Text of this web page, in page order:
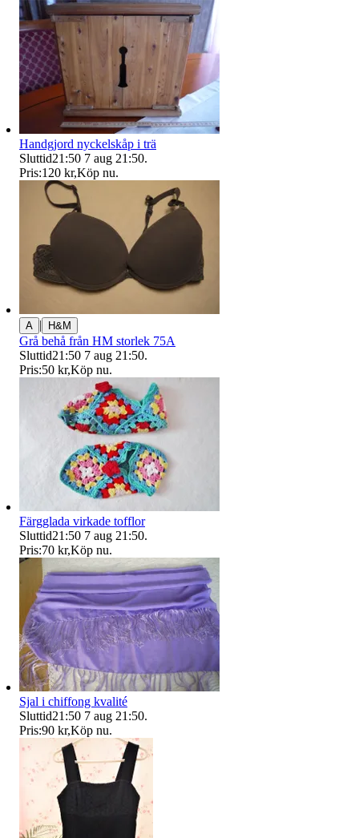
Handgjord nyckelskåp i trä
Sluttid21:50 7 aug 21:50.
Pris:120 kr,Köp nu.
A | H&M
Grå behå från HM storlek 75A
Sluttid21:50 7 aug 21:50.
Pris:50 kr,Köp nu.
Färgglada virkade tofflor
Sluttid21:50 7 aug 21:50.
Pris:70 kr,Köp nu.
Sjal i chiffong kvalité
Sluttid21:50 7 aug 21:50.
Pris:90 kr,Köp nu.